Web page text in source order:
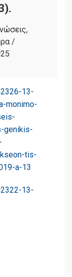
,
/
13-
monimo-
genikis-
tis-
a-13
13-